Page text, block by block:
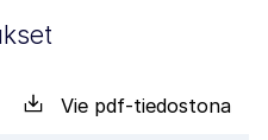
Vie pdf-tiedostona